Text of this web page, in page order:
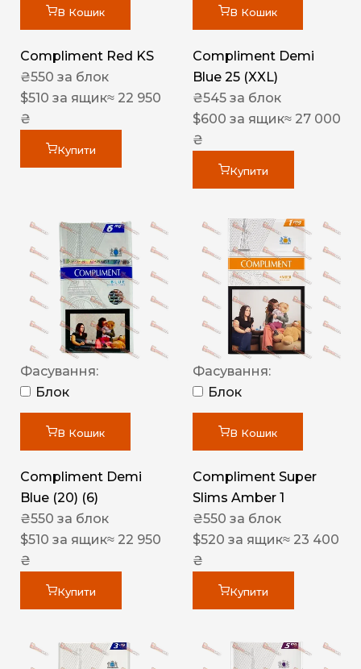
В Кошик
Compliment Red KS
₴550 за блок
$510 за ящик≈ 22 950
₴
Купити
В Кошик
Compliment Demi
Blue 25 (XXL)
₴545 за блок
$600 за ящик≈ 27 000
₴
Купити
Фасування:
Блок
В Кошик
Compliment Demi
Blue (20) (6)
₴550 за блок
$510 за ящик≈ 22 950
₴
Купити
Фасування:
Блок
В Кошик
Compliment Super
Slims Amber 1
₴550 за блок
$520 за ящик≈ 23 400
₴
Купити